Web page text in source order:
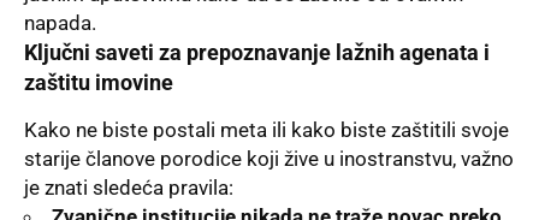
napada.
Ključni saveti za prepoznavanje lažnih agenata i
zaštitu imovine
Kako ne biste postali meta ili kako biste zaštitili svoje
starije članove porodice koji žive u inostranstvu, važno
je znati sledeća pravila: